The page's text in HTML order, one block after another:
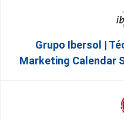
Grupo Ibersol |
Marketing Calendar